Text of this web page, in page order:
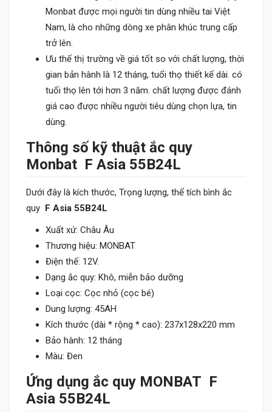
Monbat được mọi người tin dùng nhiều tai Việt
Nam, là cho những dòng xe phân khúc trung cấp
trở lên.
Ưu thế thị trường về giá tốt so với chất lượng, thời
gian bản hành là 12 tháng, tuổi thọ thiết kế dài. có
tuổi thọ lên tới hơn 3 năm. chất lượng được đánh
giá cao được nhiều người tiêu dùng chọn lựa, tin
dùng.
Thông số kỹ thuật ắc quy
Monbat F Asia 55B24L
Dưới đây là kích thước, Trọng lượng, thể tích bình ắc
quy F Asia 55B24L
Xuất xứ: Châu Âu
Thương hiệu: MONBAT
Điện thế: 12V.
Dạng ắc quy: Khô, miễn bảo dưỡng
Loại cọc: Cọc nhỏ (cọc bé)
Dung lượng: 45AH
Kích thước (dài * rộng * cao): 237x128x220 mm
Bảo hành: 12 tháng
Màu: Đen
Ứng dụng ắc quy MONBAT F
Asia 55B24L